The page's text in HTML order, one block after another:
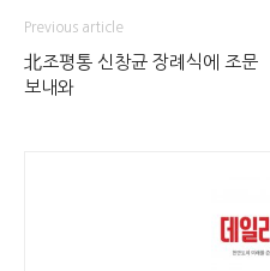
Previous article
北조평통 신창균 장례식에 조문
보내와